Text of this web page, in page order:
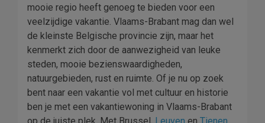
mooie regio heeft genoeg te bieden voor een
veelzijdige vakantie. Vlaams-Brabant mag dan wel
de kleinste Belgische provincie zijn, maar het
kenmerkt zich door de aanwezigheid van leuke
steden, mooie bezienswaardigheden,
natuurgebieden, rust en ruimte. Of je nu op zoek
bent naar een vakantie vol met cultuur en historie
ben je met een vakantiewoning in Vlaams-Brabant